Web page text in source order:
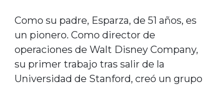
Como su padre, Esparza, de 51 años, es
un pionero. Como director de
operaciones de Walt Disney Company,
su primer trabajo tras salir de la
Universidad de Stanford, creó un grupo